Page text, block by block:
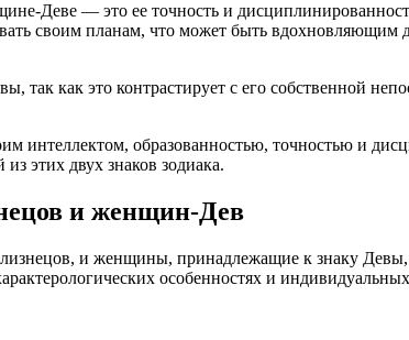
Деве — это ее точность и
своим планам, что может быть
так как это контрастирует с его собственной
образованностью, точностью и
этих двух знаков зодиака.
и женщин-Дев
и женщины, принадлежащие к знаку
особенностях и